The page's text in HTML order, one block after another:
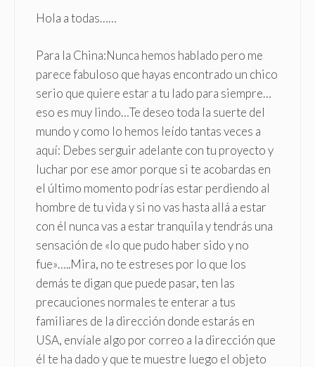
Hola a todas……
Para la China:Nunca hemos hablado pero me
parece fabuloso que hayas encontrado un chico
serio que quiere estar a tu lado para siempre…
eso es muy lindo…Te deseo toda la suerte del
mundo y como lo hemos leído tantas veces a
aquí: Debes serguir adelante con tu proyecto y
luchar por ese amor porque si te acobardas en
el último momento podrías estar perdiendo al
hombre de tu vida y si no vas hasta allá a estar
con él nunca vas a estar tranquila y tendrás una
sensación de «lo que pudo haber sido y no
fue»…..Mira, no te estreses por lo que los
demás te digan que puede pasar, ten las
precauciones normales te enterar a tus
familiares de la dirección donde estarás en
USA, envíale algo por correo a la dirección que
él te ha dado y que te muestre luego el objeto